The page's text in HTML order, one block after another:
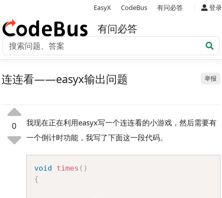
EasyX CodeBus 有问必答 登录
有问必答
举报
连连看——easyx输出问题
0
我现在正在利用easyx写一个连连看的小游戏，然后需要有
一个倒计时功能，我写了下面这一段代码。
void times ( )
{